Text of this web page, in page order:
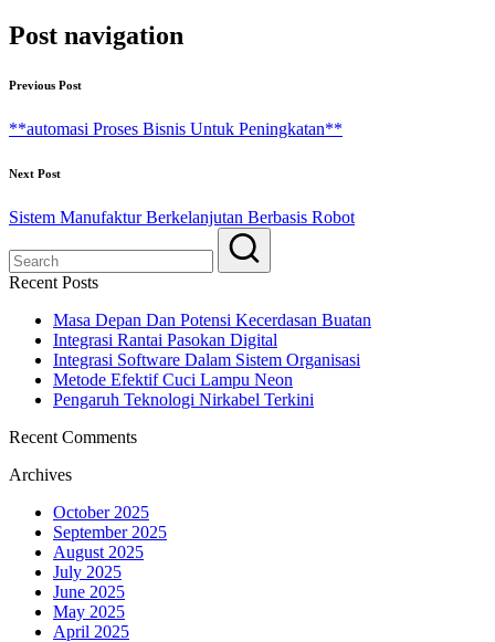
Post navigation
Previous Post
**automasi Proses Bisnis Untuk Peningkatan**
Next Post
Sistem Manufaktur Berkelanjutan Berbasis Robot
Recent Posts
Masa Depan Dan Potensi Kecerdasan Buatan
Integrasi Rantai Pasokan Digital
Integrasi Software Dalam Sistem Organisasi
Metode Efektif Cuci Lampu Neon
Pengaruh Teknologi Nirkabel Terkini
Recent Comments
Archives
October 2025
September 2025
August 2025
July 2025
June 2025
May 2025
April 2025